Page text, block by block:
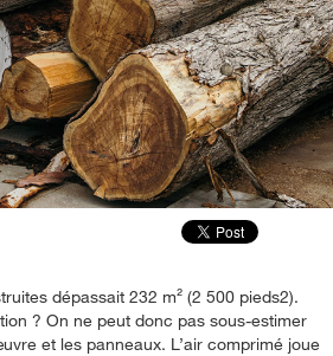
dépassait 232 m² (2 500 pieds2).
? On ne peut donc pas sous-estimer
et les panneaux. L’air comprimé joue